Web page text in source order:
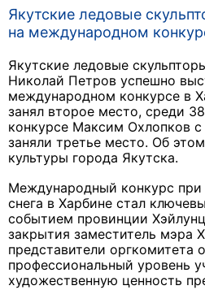
Якутские ледовые
на международном
Якутские ледовые
Николай Петров успешно
международном конкурсе в
занял второе место, среди
конкурсе Максим Охлопков
заняли третье место. Об
культуры города Якутска.
Международный конкурс при
снега в Харбине стал
событием провинции
закрытия заместитель мэра
представители оргкомитета
профессиональный уровень
художественную ценность